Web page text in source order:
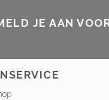
JE AAN